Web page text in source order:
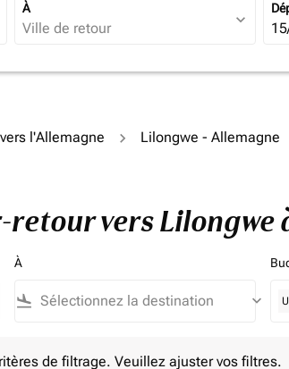
À
expand_more
vers l'Allemagne Lilongwe - Allemagne
vers Lilongwe
À
flight_land keyboard_arrow_down
de filtrage. Veuillez ajuster vos filtres.